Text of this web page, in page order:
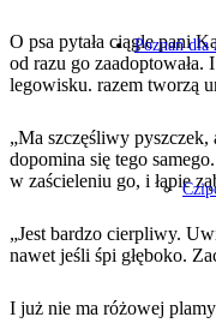
Poznań dla
O psa pytała ciągle pani
od razu go
legowisku. razem tworzą
„Ma szczęśliwy pyszczek,
dopomina się tego
w zaścieleniu go, i łapie
„Jest bardzo cierpliwy.
nawet jeśli śpi głęboko.
I już nie ma różowej